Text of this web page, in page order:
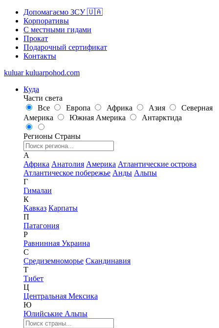
Допомагаємо ЗСУ 🇺🇦
Корпоративы
С местными гидами
Прокат
Подарочный сертификат
Контакты
kuluar kuluarpohod.com
Куда
Части света
Все
Европа Африка Азия
Северная
Америка
Южная Америка Антарктида
Регионы Страны
А
Африка Анатолия Америка Атлантические острова
Атлантическое побережье Анды Альпы
Г
Гималаи
К
Кавказ Карпаты
П
Патагония
Р
Равнинная Украина
С
Средиземноморье Скандинавия
Т
Тибет
Ц
Центральная Мексика
Ю
Юлийськие Альпы